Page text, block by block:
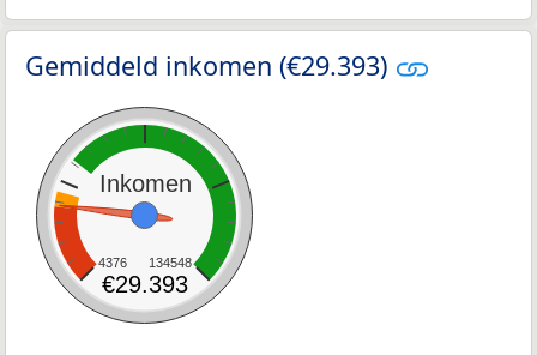
Gemiddeld inkomen (€29.393)
Inkomen
4376 134548
€29.393